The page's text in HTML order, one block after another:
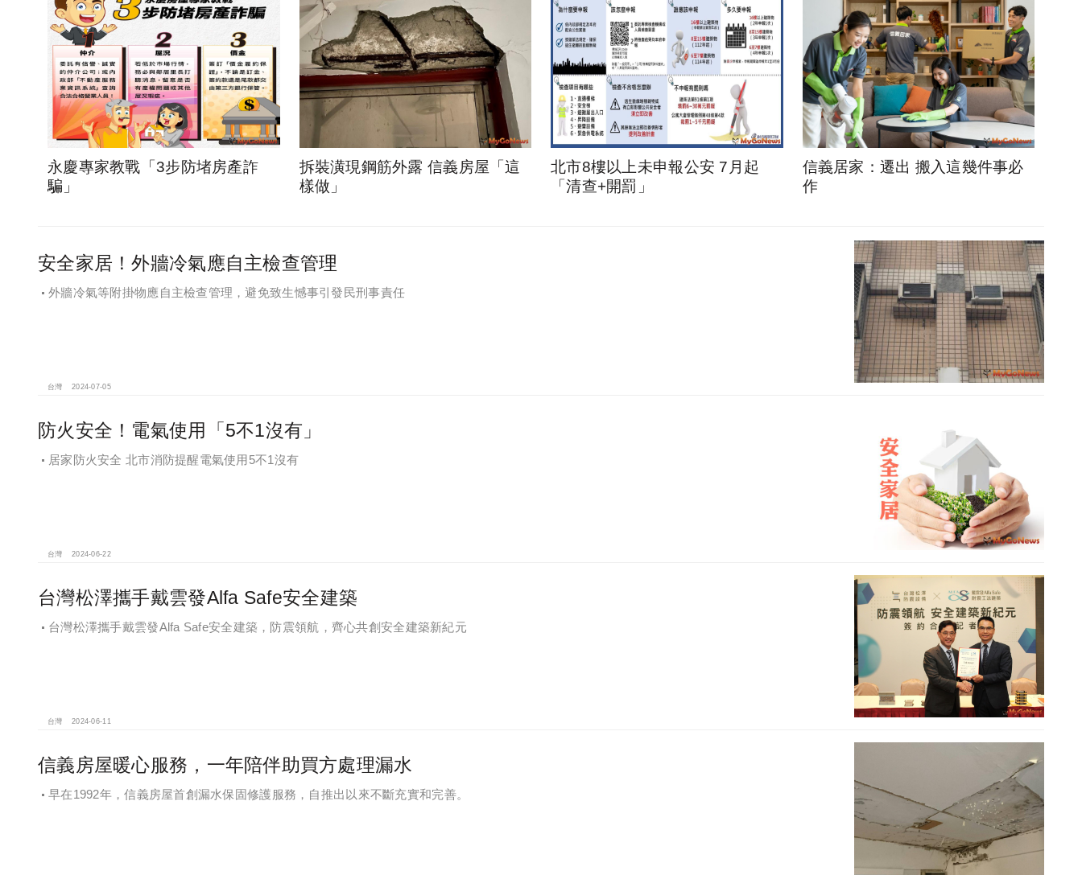
永慶專家教戰「3步防堵房產詐
騙」
拆裝潢現鋼筋外露 信義房屋「這
樣做」
北市8樓以上未申報公安 7月起
「清查+開罰」
信義居家：遷出 搬入這幾件事必
作
安全家居！外牆冷氣應自主檢查管理
外牆冷氣等附掛物應自主檢查管理，避免致生憾事引發民刑事責任
台灣 2024-07-05
防火安全！電氣使用「5不1沒有」
居家防火安全 北市消防提醒電氣使用5不1沒有
台灣 2024-06-22
台灣松澤攜手戴雲發Alfa Safe安全建築
台灣松澤攜手戴雲發Alfa Safe安全建築，防震領航，齊心共創安全建築新紀元
台灣 2024-06-11
信義房屋暖心服務，一年陪伴助買方處理漏水
早在1992年，信義房屋首創漏水保固修護服務，自推出以來不斷充實和完善。